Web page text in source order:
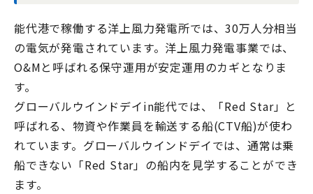
能代港で稼働する洋上風力発電所では、30万人分相当
の電気が発電されています。洋上風力発電事業では、
O&Mと呼ばれる保守運用が安定運用のカギとなりま
す。
グローバルウインドデイin能代では、「Red Star」と
呼ばれる、物資や作業員を輸送する船(CTV船)が使わ
れています。グローバルウインドデイでは、通常は乗
船できない「Red Star」の船内を見学することができ
ます。